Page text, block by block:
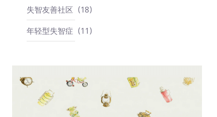
失智友善社区
18
年轻型失智症
11